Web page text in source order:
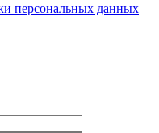
персональных данных